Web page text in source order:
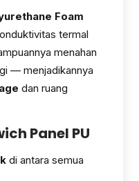
Foam
termal
menahan
— menjadikannya
dan ruang
Panel PU
di antara semua